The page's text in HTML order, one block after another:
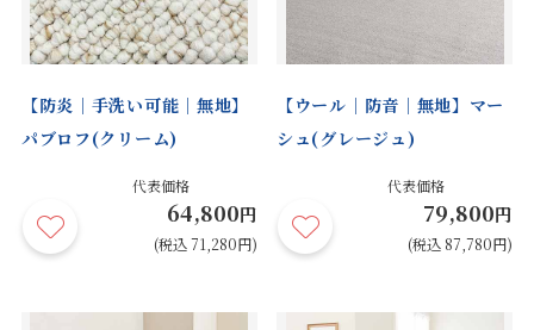
【防炎｜手洗い可能｜無地】
パブロフ(クリーム)
代表価格
64,800円
(税込 71,280円)
【ウール｜防音｜無地】マー
シュ(グレージュ)
代表価格
79,800円
(税込 87,780円)